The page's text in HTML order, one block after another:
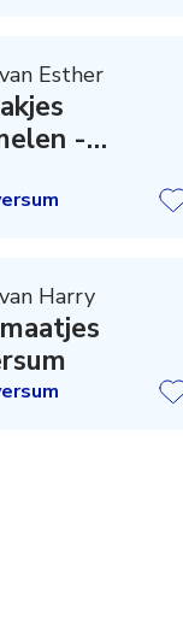
Esther
-
Harry